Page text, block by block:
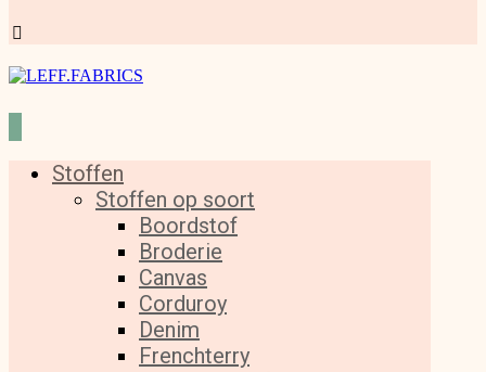
Stoffen
Stoffen op soort
Boordstof
Broderie
Canvas
Corduroy
Denim
Frenchterry